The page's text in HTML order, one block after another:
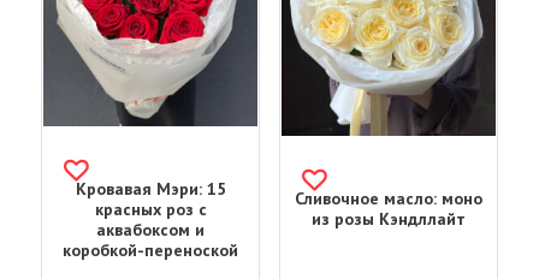
Кровавая Мэри: 15
красных роз с
аквабоксом и
коробкой-переноской
Сливочное масло: моно
из розы Кэндллайт